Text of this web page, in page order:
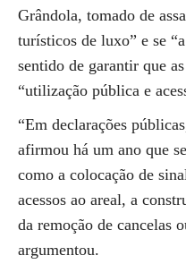
Grândola, tomado de
turísticos de luxo” e se
sentido de garantir que
“utilização pública e
“Em declarações
afirmou há um ano que
como a colocação de
acessos ao areal, a
da remoção de cancelas
argumentou.